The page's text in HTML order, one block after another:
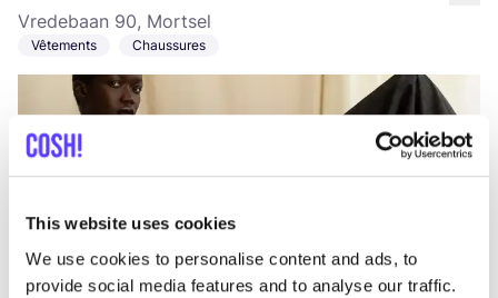
This website uses cookies
We use cookies to personalise content and ads, to
provide social media features and to analyse our traffic.
Vredebaan 90, Mortsel
Vêtements Chaussures